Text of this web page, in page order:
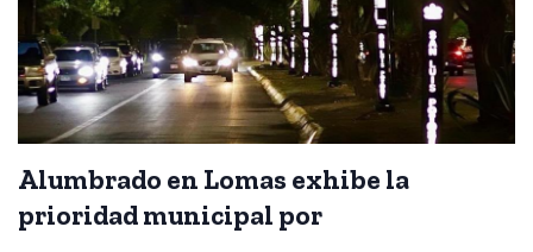
Alumbrado en Lomas exhibe la
prioridad municipal por